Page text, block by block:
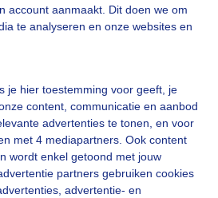
account aanmaakt. Dit doen we om
te analyseren en onze websites en
je hier toestemming voor geeft, je
content, communicatie en aanbod
advertenties te tonen, en voor
met 4 mediapartners. Ook content
wordt enkel getoond met jouw
partners gebruiken cookies
advertentie- en